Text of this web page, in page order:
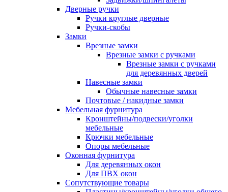
Дверные ручки
Ручки круглые дверные
Ручки-скобы
Замки
Врезные замки
Врезные замки с ручками
Врезные замки с ручками
для деревянных дверей
Навесные замки
Обычные навесные замки
Почтовые / накидные замки
Мебельная фурнитура
Кронштейны/подвески/уголки
мебельные
Крючки мебельные
Опоры мебельные
Оконная фурнитура
Для деревянных окон
Для ПВХ окон
Сопутствующие товары